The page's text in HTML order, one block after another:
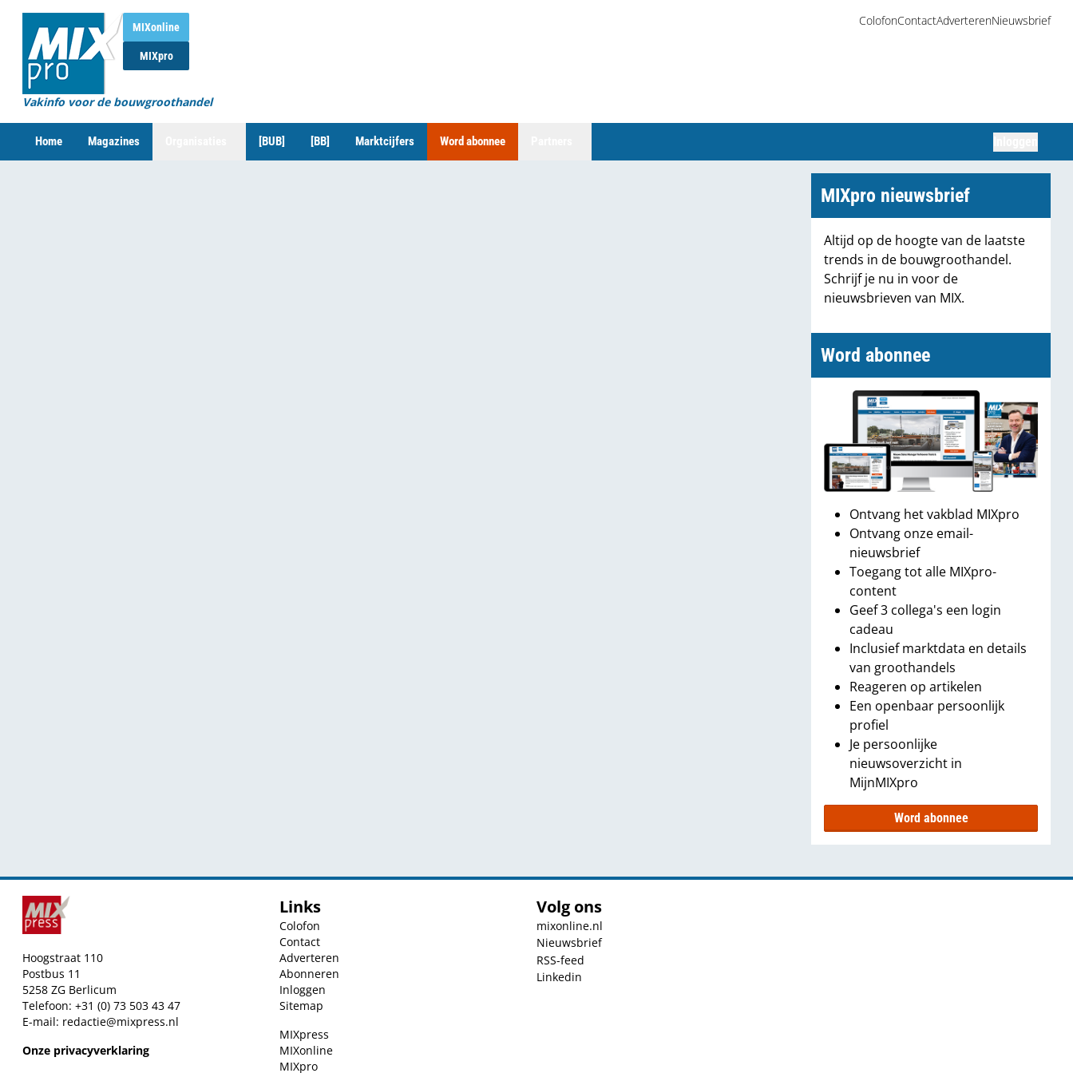
MIXonline
MIXpro
Vakinfo voor de bouwgroothandel
ColofonContactAdverterenNieuwsbrief
Home Magazines [BUB] [BB] Marktcijfers Word abonnee
MIXpro nieuwsbrief
Altijd op de hoogte van de laatste
trends in de bouwgroothandel.
Schrijf je nu in voor de
nieuwsbrieven van MIX.
Word abonnee
Ontvang het vakblad MIXpro
Ontvang onze email-
nieuwsbrief
Toegang tot alle MIXpro-
content
Geef 3 collega's een login
cadeau
Inclusief marktdata en details
van groothandels
Reageren op artikelen
Een openbaar persoonlijk
profiel
Je persoonlijke
nieuwsoverzicht in
MijnMIXpro
Word abonnee
Hoogstraat 110
Postbus 11
5258 ZG Berlicum
Telefoon: +31 (0) 73 503 43 47
E-mail: redactie@mixpress.nl
Onze privacyverklaring
Links
Colofon
Contact
Adverteren
Abonneren
Inloggen
Sitemap
MIXpress
MIXonline
MIXpro
Volg ons
mixonline.nl
Nieuwsbrief
RSS-feed
Linkedin